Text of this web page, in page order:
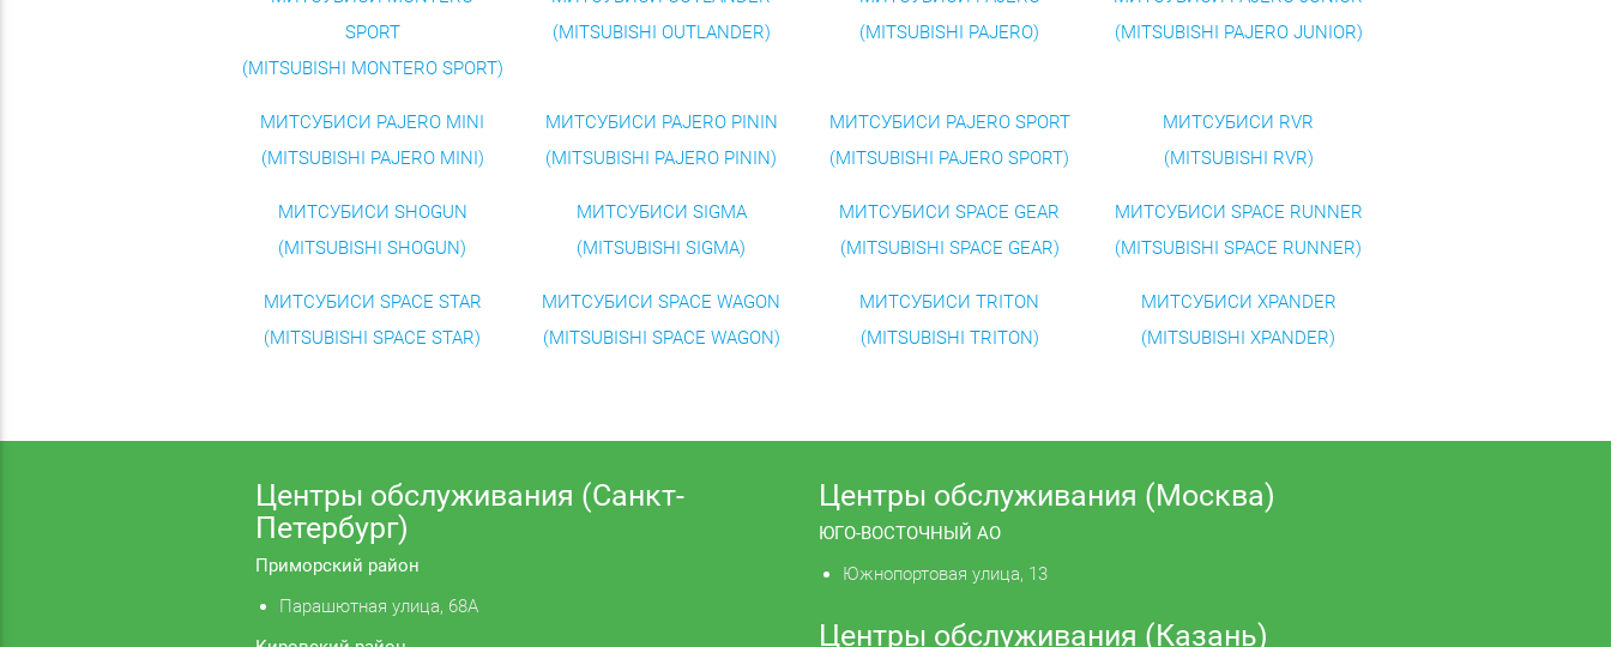
SPORT
(MITSUBISHI MONTERO SPORT)
(MITSUBISHI OUTLANDER)
(MITSUBISHI PAJERO)
(MITSUBISHI PAJERO JUNIOR)
МИТСУБИСИ PAJERO MINI
(MITSUBISHI PAJERO MINI)
МИТСУБИСИ PAJERO PININ
(MITSUBISHI PAJERO PININ)
МИТСУБИСИ PAJERO SPORT
(MITSUBISHI PAJERO SPORT)
МИТСУБИСИ RVR
(MITSUBISHI RVR)
МИТСУБИСИ SHOGUN
(MITSUBISHI SHOGUN)
МИТСУБИСИ SIGMA
(MITSUBISHI SIGMA)
МИТСУБИСИ SPACE GEAR
(MITSUBISHI SPACE GEAR)
МИТСУБИСИ SPACE RUNNER
(MITSUBISHI SPACE RUNNER)
МИТСУБИСИ SPACE STAR
(MITSUBISHI SPACE STAR)
МИТСУБИСИ SPACE WAGON
(MITSUBISHI SPACE WAGON)
МИТСУБИСИ TRITON
(MITSUBISHI TRITON)
МИТСУБИСИ XPANDER
(MITSUBISHI XPANDER)
Центры обслуживания (Санкт-
Петербург)
Приморский район
Парашютная улица, 68А
Центры обслуживания (Москва)
ЮГО-ВОСТОЧНЫЙ АО
Южнопортовая улица, 13
Центры обслуживания (Казань)